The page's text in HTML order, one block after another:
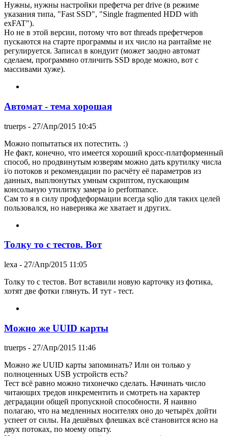
Нужны, нужны настройки префетча per drive (в режиме
указания типа, "Fast SSD", "Single fragmented HDD with
exFAT").
Но не в этой версии, потому что вот threads префетчеров
пускаются на старте программы и их число на рантайме не
регулируется. Записал в кондуит (может заодно автомат
сделаем, программно отличить SSD вроде можно, вот с
массивами хуже).
Автомат - тема хорошая
truerps - 27/Апр/2015 10:45
Можно попытаться их потестить. :)
Не факт, конечно, что имеется хороший кросс-платформенный
способ, но продвинутым юзверям можно дать крутилку числа
i/o потоков и рекомендации по расчёту её параметров из
данных, выплюнутых умным скриптом, пускающим
консольную утилитку замера io performance.
Сам то я в силу профдеформации всегда sqlio для таких целей
пользовался, но наверняка же хватает и других.
Толку то с тестов. Вот
lexa - 27/Апр/2015 11:05
Толку то с тестов. Вот вставили новую карточку из фотика,
хотят две фотки глянуть. И тут - тест.
Можно же UUID карты
truerps - 27/Апр/2015 11:46
Можно же UUID карты запоминать? Или он только у
полноценных USB устройств есть?
Тест всё равно можно тихонечко сделать. Начинать число
читающих тредов инкрементить и смотреть на характер
деградации общей пропускной способности. Я наивно
полагаю, что на медленных носителях оно до четырёх дойти
успеет от силы. На дешёвых флешках всё становится ясно на
двух потоках, по моему опыту.